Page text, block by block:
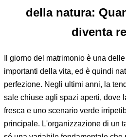
della natura:
diventa
Il giorno del matrimonio è una
importanti della vita, ed è quindi
perfezione. Negli ultimi anni, la
sale chiuse agli spazi aperti, dove
fresca e uno scenario verde
principale. L'organizzazione di un